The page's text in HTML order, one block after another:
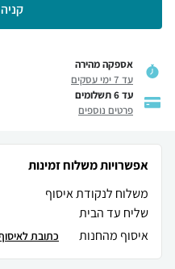
אספקה מהירה
עד 7 ימי עסקים
עד 6 תשלומים
פרטים נוספים
אפשרויות משלוח זמינות
משלוח לנקודת איסוף
שליח עד הבית
איסוף מהחנות
כתובת